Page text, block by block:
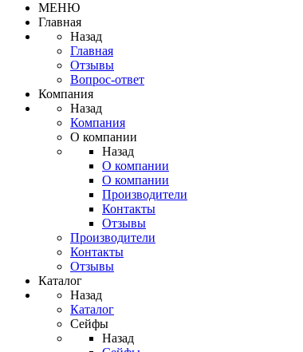
МЕНЮ
Главная
Назад
Главная
Отзывы
Вопрос-ответ
Компания
Назад
Компания
О компании
Назад
О компании
О компании
Производители
Контакты
Отзывы
Производители
Контакты
Отзывы
Каталог
Назад
Каталог
Сейфы
Назад